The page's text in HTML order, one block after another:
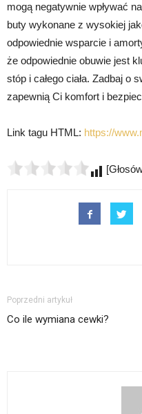
mogą negatywnie wpływać
buty wykonane z wysokiej
odpowiednie wsparcie i
że odpowiednie obuwie jest
stóp i całego ciała. Zadbaj o
zapewnią Ci komfort i
Link tagu HTML: https://
Poprzedni artykuł
Co ile wymiana cewki?